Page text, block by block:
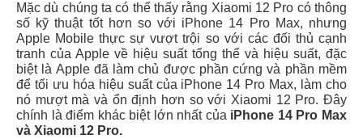
Mặc dù chúng ta có thể thấy rằng Xiaomi 12 Pro có thông
số kỹ thuật tốt hơn so với iPhone 14 Pro Max, nhưng
Apple Mobile thực sự vượt trội so với các đối thủ cạnh
tranh của Apple về hiệu suất tổng thể và hiệu suất, đặc
biệt là Apple đã làm chủ được phần cứng và phần mềm
để tối ưu hóa hiệu suất của iPhone 14 Pro Max, làm cho
nó mượt mà và ổn định hơn so với Xiaomi 12 Pro. Đây
chính là điểm khác biệt lớn nhất của iPhone 14 Pro Max
và Xiaomi 12 Pro.